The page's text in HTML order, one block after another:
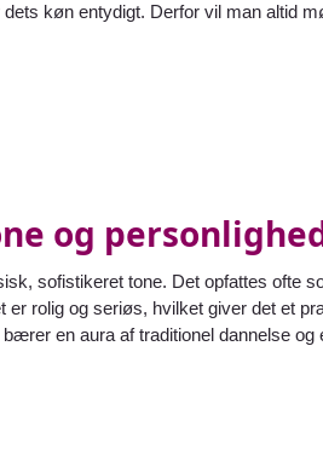
køn entydigt. Derfor vil man altid
og
sofistikeret tone. Det opfattes ofte
rolig og seriøs, hvilket giver det et
en aura af traditionel dannelse og